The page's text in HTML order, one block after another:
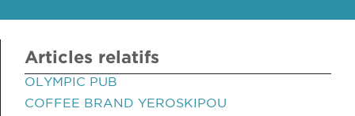
Articles relatifs
OLYMPIC PUB
COFFEE BRAND YEROSKIPOU